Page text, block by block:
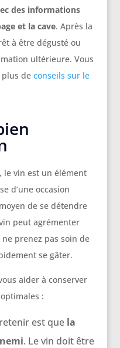
des informations
et la cave. Après la
à être dégusté ou
ultérieure. Vous
de conseils sur le
le vin est un élément
d’une occasion
de se détendre
peut agrémenter
prenez pas soin de
se gâter.
aider à conserver
:
est que la
. Le vin doit être